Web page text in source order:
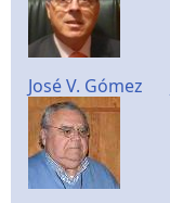
José V. Gómez